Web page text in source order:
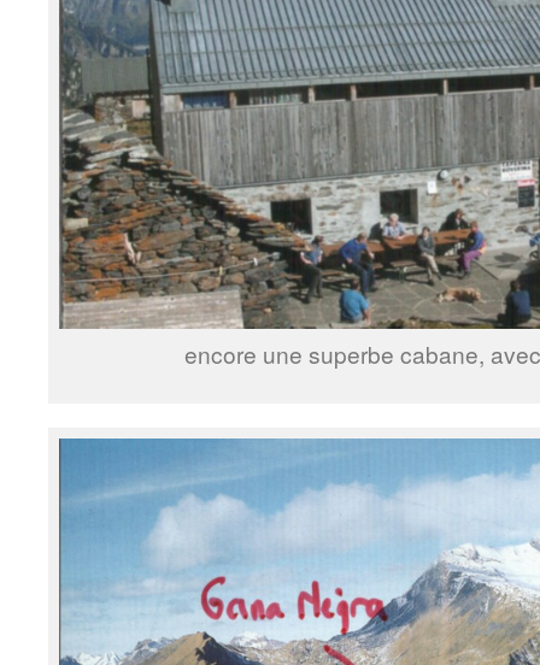
encore une superbe cabane,